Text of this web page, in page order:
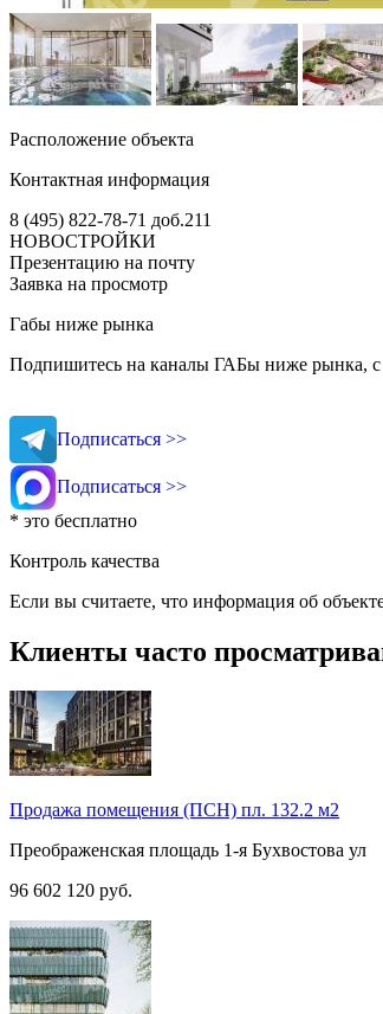
Расположение объекта
Контактная информация
8 (495) 822-78-71 доб.211
НОВОСТРОЙКИ
Презентацию на почту
Заявка на просмотр
Габы ниже рынка
Подпишитесь на каналы ГАБы ниже рынка, с
Подписаться >>
Подписаться >>
* это бесплатно
Контроль качества
Если вы считаете, что информация об
Клиенты часто
Продажа помещения (ПСН) пл. 132.2 м2
Преображенская площадь 1-я Бухвостова ул
96 602 120 руб.